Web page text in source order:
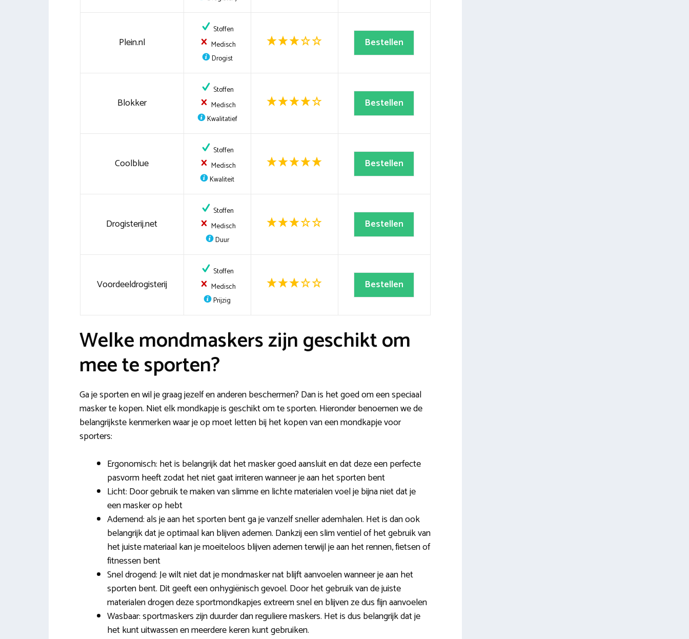
Plein.nl
Stoffen
Medisch
Drogist
Bestellen
Blokker
Stoffen
Medisch
Kwalitatief
Bestellen
Coolblue
Stoffen
Medisch
Kwaliteit
Bestellen
Drogisterij.net
Stoffen
Medisch
Duur
Bestellen
Voordeeldrogisterij
Stoffen
Medisch
Prijzig
Bestellen
Welke mondmaskers zijn geschikt om
mee te sporten?
Ga je sporten en wil je graag jezelf en anderen beschermen? Dan is het goed om een speciaal
masker te kopen. Niet elk mondkapje is geschikt om te sporten. Hieronder benoemen we de
belangrijkste kenmerken waar je op moet letten bij het kopen van een mondkapje voor
sporters:
Ergonomisch: het is belangrijk dat het masker goed aansluit en dat deze een perfecte
pasvorm heeft zodat het niet gaat irriteren wanneer je aan het sporten bent
Licht: Door gebruik te maken van slimme en lichte materialen voel je bijna niet dat je
een masker op hebt
Ademend: als je aan het sporten bent ga je vanzelf sneller ademhalen. Het is dan ook
belangrijk dat je optimaal kan blijven ademen. Dankzij een slim ventiel of het gebruik van
het juiste materiaal kan je moeiteloos blijven ademen terwijl je aan het rennen, fietsen of
fitnessen bent
Snel drogend: Je wilt niet dat je mondmasker nat blijft aanvoelen wanneer je aan het
sporten bent. Dit geeft een onhygiënisch gevoel. Door het gebruik van de juiste
materialen drogen deze sportmondkapjes extreem snel en blijven ze dus fijn aanvoelen
Wasbaar: sportmaskers zijn duurder dan reguliere maskers. Het is dus belangrijk dat je
het kunt uitwassen en meerdere keren kunt gebruiken.